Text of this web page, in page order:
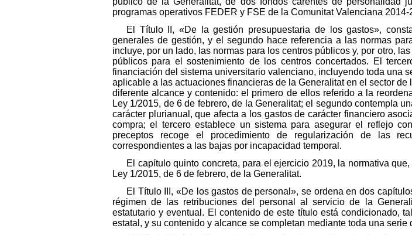
programas operativos FEDER y FSE de la Comunitat Valenciana
El Título II, «De la gestión presupuestaria de los gastos»,
generales de gestión, y el segundo hace referencia a las normas
incluye, por un lado, las normas para los centros públicos y, por otro,
públicos para el sostenimiento de los centros concertados. El
financiación del sistema universitario valenciano, incluyendo toda una
aplicable a las actuaciones financieras de la Generalitat en el sector
diferente alcance y contenido: el primero de ellos referido a la
Ley 1/2015, de 6 de febrero, de la Generalitat; el segundo contempla
carácter plurianual, que afecta a los gastos de carácter financiero
compra; el tercero establece un sistema para asegurar el reflejo
preceptos recoge el procedimiento de regularización de las
correspondientes a las bajas por incapacidad temporal.
El capítulo quinto concreta, para el ejercicio 2019, la normativa
Ley 1/2015, de 6 de febrero, de la Generalitat.
El Título III, «De los gastos de personal», se ordena en dos
régimen de las retribuciones del personal al servicio de la
estatutario y eventual. El contenido de este título está condicionado,
estatal, y su contenido y alcance se completan mediante toda una